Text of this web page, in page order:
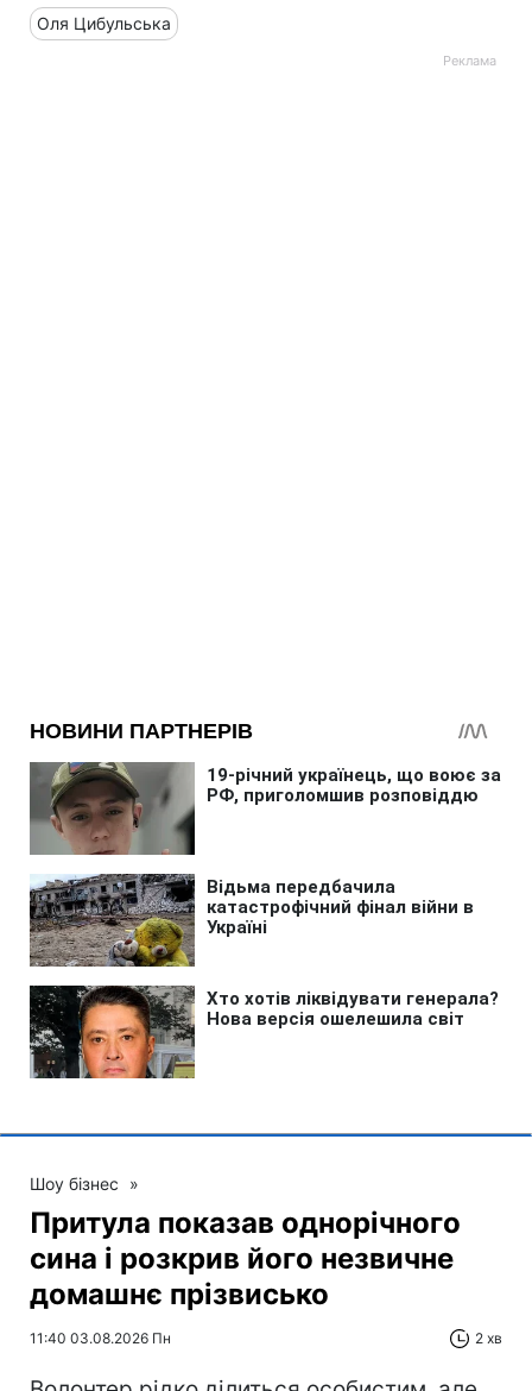
Оля Цибульська
Шоу бізнес »
Притула показав однорічного
сина і розкрив його незвичне
домашнє прізвисько
11:40 03.08.2026 Пн 2 хв